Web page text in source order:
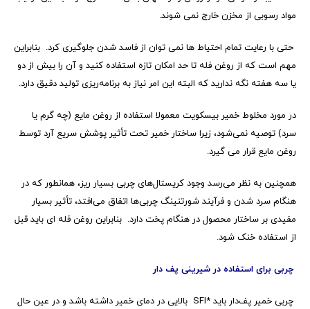
مواد رسوبی از مخزن خارج نمی شوند.
حتی با رعایت تمام احتیاط ها نمی توان از فاسد شدن جلوگیری کرد. بنابراین
مهم است که از روغن فله تا حد امکان تازه استفاده کنید و آن را بیش از دو
یا سه هفته نگه ندارید که البته این امر نیاز به برنامه‌ریزی تولید دقیق دارد.
در مورد مخلوط خمیر بیسکویت معمولا استفاده از روغن مایع (چه گرم یا
سرد) توصیه نمی‌شود، زیرا ساختار خمیر تحت تأثیر پوشش سریع آرد توسط
روغن مایع قرار می گیرد.
همچنین به نظر می‌رسد وجود کریستال‌های چربی بسیار ریز، همانطور که در
هنگام سرد شدن و فرآیند شورتنینگ چربی‌ها اتفاق می‌افتد، تأثیر بسیار
مفیدی بر ساختار محصول در هنگام پخت دارد. بنابراین روغن فله ای باید قبل
از استفاده خنک شود.
چربی برای استفاده در شیرینی پف دار
چربی خمیر پف‌دار باید *SFI بالایی در دمای خمیر داشته باشد و در عین حال